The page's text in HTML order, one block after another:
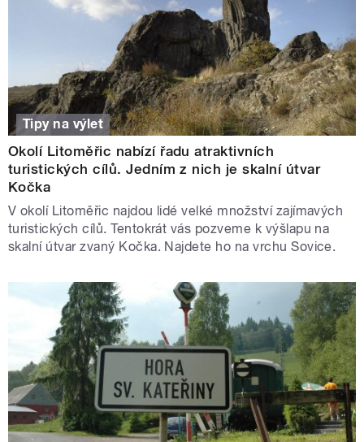
Tipy na výlet
Okolí Litoměřic nabízí řadu atraktivních
turistických cílů. Jedním z nich je skalní útvar
Kočka
V okolí Litoměřic najdou lidé velké množství zajímavých
turistických cílů. Tentokrát vás pozveme k výšlapu na
skalní útvar zvaný Kočka. Najdete ho na vrchu Sovice.